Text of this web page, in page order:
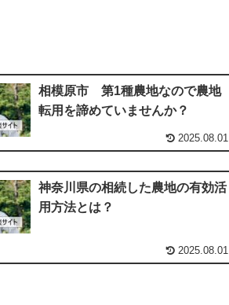
相模原市 第1種農地なので農地
転用を諦めていませんか？
2025.08.01
神奈川県の相続した農地の有効活
用方法とは？
2025.08.01